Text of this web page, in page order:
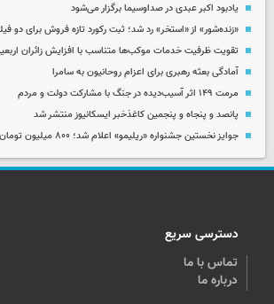
یادبود اکبر عبدی در صداوسیما برگزار می‌شود
«زنده‌شور» از «استخر» رد شد؛ ثبت رکورد تازه فروش برای دو
تقویت ظرفیت خدمات موکب‌ها متناسب با افزایش زائران
آمادگی بعثه رهبری برای اعزام روحانیون به سامرا
مرمت ۱۴۹ اثر آسیب‌دیده در جنگ با مشارکت دولت و مردم
پانصد و پنجاه و پنجمین کاغذخبر ایسکانیوز منتشر شد
جوایز نخستین جشنواره «ریلیمو» اعلام شد؛ ۸۰۰ میلیون تومان برای اثر برتر
دسترسی سریع
تماس با ما
درباره ما